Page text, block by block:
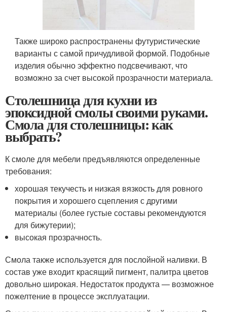
Также широко распространены футуристические
варианты с самой причудливой формой. Подобные
изделия обычно эффектно подсвечивают, что
возможно за счет высокой прозрачности материала.
Столешница для кухни из
эпоксидной смолы своими руками.
Смола для столешницы: как
выбрать?
К смоле для мебели предъявляются определенные
требования:
хорошая текучесть и низкая вязкость для ровного
покрытия и хорошего сцепления с другими
материалы (более густые составы рекомендуются
для бижутерии);
высокая прозрачность.
Смола также используется для послойной наливки. В
состав уже входит красящий пигмент, палитра цветов
довольно широкая. Недостаток продукта — возможное
пожелтение в процессе эксплуатации.